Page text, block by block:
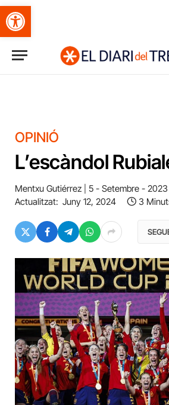
Obre la barra d'eines
OPINIÓ
L’escàndol
Mentxu Gutiérrez
5 - Setembre - 2023
Actualitzat: Juny 12, 2024 3